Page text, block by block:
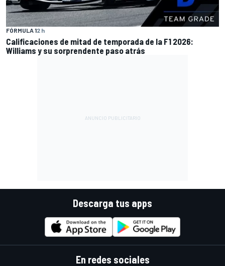
FÓRMULA 12 h
Calificaciones de mitad de temporada de la F1 2026:
Williams y su sorprendente paso atrás
Descarga tus apps
En redes sociales